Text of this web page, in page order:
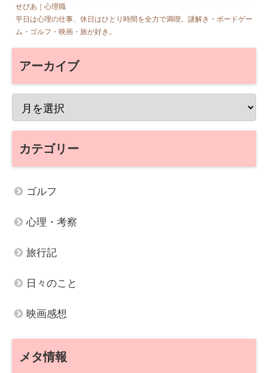
せぴあ｜心理職
平日は心理の仕事、休日はひとり時間を全力で満喫。謎解き・ボードゲー
ム・ゴルフ・映画・旅が好き。
アーカイブ
カテゴリー
ゴルフ
心理・考察
旅行記
日々のこと
映画感想
メタ情報